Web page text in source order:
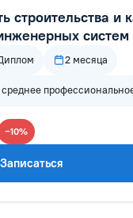
строительства и
систем
2 месяца
−10%
Записаться